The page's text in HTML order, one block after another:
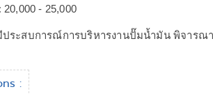
20,000 - 25,000
ประสบการณ์การบริหารงานปั๊มน้ำมัน พิจารณ
: